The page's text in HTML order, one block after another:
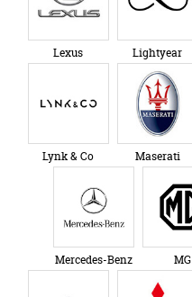
Lexus Lightyear
Lynk & Co Maserati
Mercedes-Benz MG